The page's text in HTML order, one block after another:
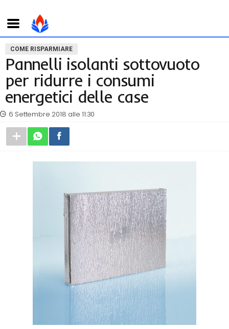
COME RISPARMIARE
Pannelli isolanti sottovuoto
per ridurre i consumi
energetici delle case
6 Settembre 2018 alle 11:30